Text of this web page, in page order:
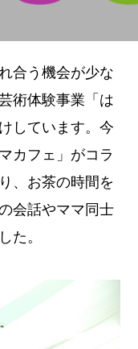
合う機会が少な
術体験事業「は
しています。今
カフェ」がコラ
、お茶の時間を
会話やママ同士
た。